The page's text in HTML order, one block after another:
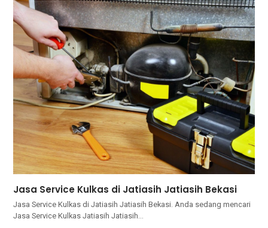
Jasa Service Kulkas di Jatiasih Jatiasih Bekasi
Jasa Service Kulkas di Jatiasih Jatiasih Bekasi. Andа ѕеdаng mencari
Jasa Service Kulkas Jatiasih Jatiasih…